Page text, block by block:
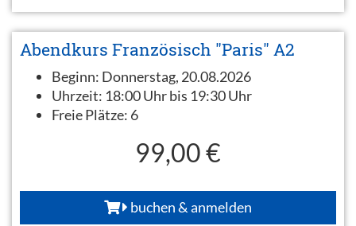
Abendkurs Französisch "Paris" A2
Beginn: Donnerstag, 20.08.2026
Uhrzeit: 18:00 Uhr bis 19:30 Uhr
Freie Plätze: 6
99,00 €
buchen & anmelden